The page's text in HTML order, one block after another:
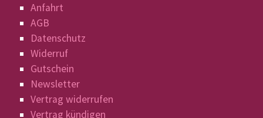
Anfahrt
AGB
Datenschutz
Widerruf
Gutschein
Newsletter
Vertrag widerrufen
Vertrag kündigen